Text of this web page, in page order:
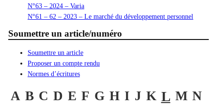
N°63 – 2024 – Varia
N°61 – 62 – 2023 – Le marché du développement personnel
Soumettre un article/numéro
Soumettre un article
Proposer un compte rendu
Normes d’écritures
A B C D E F G H I J K L M N